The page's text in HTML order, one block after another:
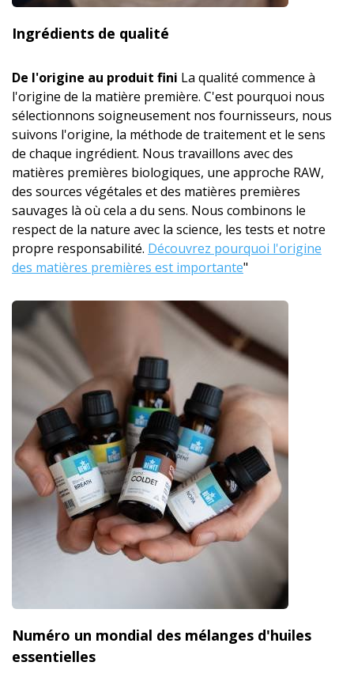
Ingrédients de qualité
De l'origine au produit fini La qualité commence à
l'origine de la matière première. C'est pourquoi nous
sélectionnons soigneusement nos fournisseurs, nous
suivons l'origine, la méthode de traitement et le sens
de chaque ingrédient. Nous travaillons avec des
matières premières biologiques, une approche RAW,
des sources végétales et des matières premières
sauvages là où cela a du sens. Nous combinons le
respect de la nature avec la science, les tests et notre
propre responsabilité. Découvrez pourquoi l'origine
des matières premières est importante"
Numéro un mondial des mélanges d'huiles
essentielles